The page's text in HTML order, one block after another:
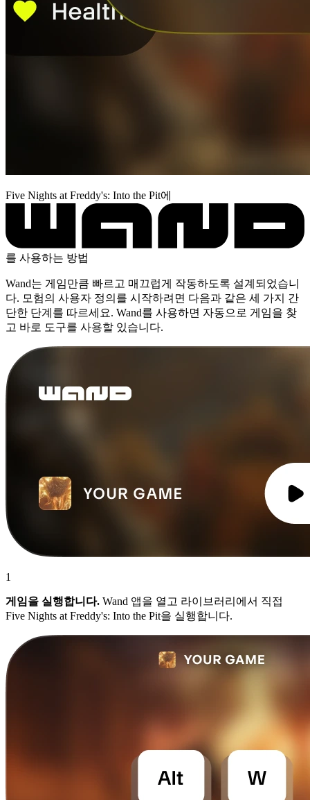
Five Nights at Freddy's: Into the Pit에
를 사용하는 방법
Wand는 게임만큼 빠르고 매끄럽게 작동하도록 설계되었습니
다. 모험의 사용자 정의를 시작하려면 다음과 같은 세 가지 간
단한 단계를 따르세요. Wand를 사용하면 자동으로 게임을 찾
고 바로 도구를 사용할 있습니다.
1
게임을 실행합니다. Wand 앱을 열고 라이브러리에서 직접
Five Nights at Freddy's: Into the Pit을 실행합니다.